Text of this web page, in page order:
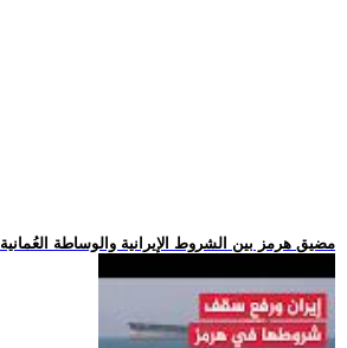
.. مضيق هرمز بين الشروط الإيرانية والوساطة العُمانية